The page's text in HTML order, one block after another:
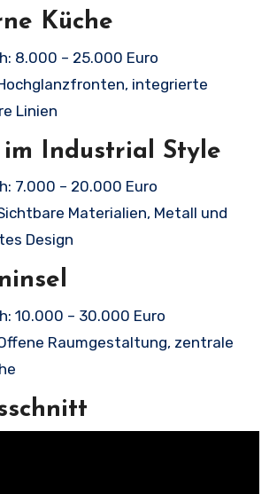
Küche
8.000 – 25.000 Euro
integrierte
Linien
im Industrial Style
7.000 – 20.000 Euro
Materialien, Metall und
Design
10.000 – 30.000 Euro
Raumgestaltung, zentrale